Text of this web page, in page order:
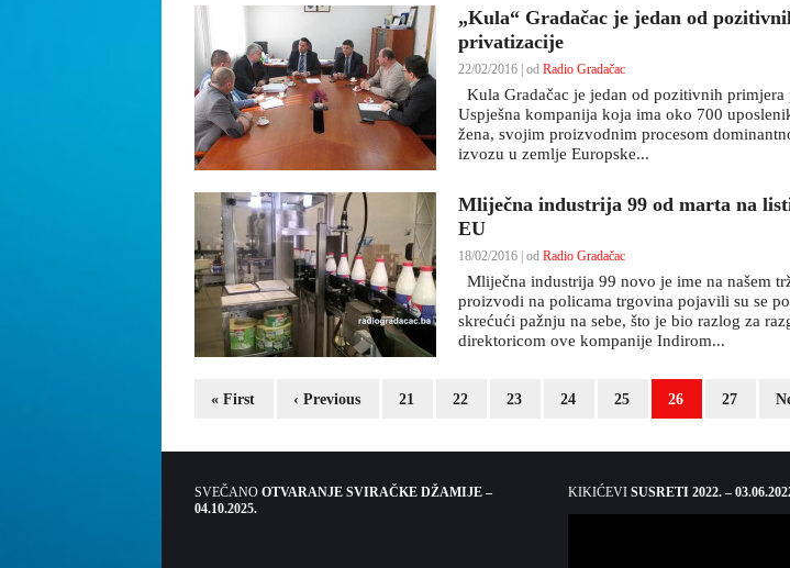
„Kula“ Gradačac je jedan od
privatizacije
22/02/2016 | od Radio Gradačac
Kula Gradačac je jedan od pozitivnih primjera
Uspješna kompanija koja ima oko 700
žena, svojim proizvodnim procesom
izvozu u zemlje Europske...
Mliječna industrija 99 od marta na
EU
18/02/2016 | od Radio Gradačac
Mliječna industrija 99 novo je ime na našem
proizvodi na policama trgovina pojavili su se
skrećući pažnju na sebe, što je bio razlog za
direktoricom ove kompanije Indirom...
« First ‹ Previous 21 22 23 24 25 26 27
SVEČANO OTVARANJE SVIRAČKE DŽAMIJE –
04.10.2025.
KIKIĆEVI SUSRETI 2022. –